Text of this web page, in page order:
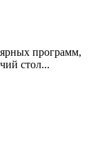
программ,
стол...